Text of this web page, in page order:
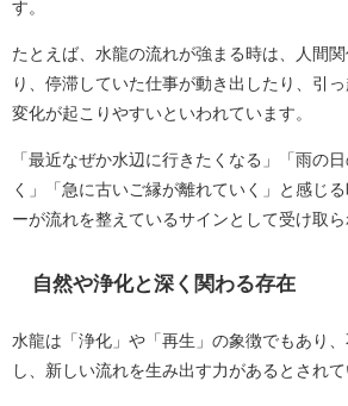
す。
たとえば、水龍の流れが強まる時は、人間
り、停滞していた仕事が動き出したり、引
変化が起こりやすいといわれています。
「最近なぜか水辺に行きたくなる」「雨の
く」「急に古いご縁が離れていく」と感じ
ーが流れを整えているサインとして受け取ら
自然や浄化と深く関わる存在
水龍は「浄化」や「再生」の象徴でもあり
し、新しい流れを生み出す力があるとされて